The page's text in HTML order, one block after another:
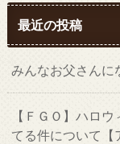
最近の投稿
みんなお父さんに
【ＦＧＯ】ハロ
てる件について【